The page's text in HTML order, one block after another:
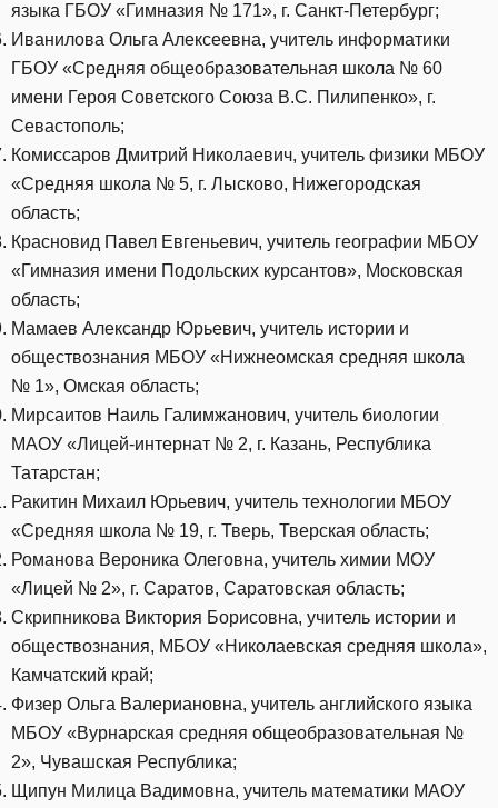
языка ГБОУ «Гимназия № 171», г. Санкт-Петербург;
Иванилова Ольга Алексеевна, учитель информатики
ГБОУ «Средняя общеобразовательная школа № 60
имени Героя Советского Союза В.С. Пилипенко», г.
Севастополь;
Комиссаров Дмитрий Николаевич, учитель физики МБОУ
«Средняя школа № 5, г. Лысково, Нижегородская
область;
Красновид Павел Евгеньевич, учитель географии МБОУ
«Гимназия имени Подольских курсантов», Московская
область;
Мамаев Александр Юрьевич, учитель истории и
обществознания МБОУ «Нижнеомская средняя школа
№ 1», Омская область;
Мирсаитов Наиль Галимжанович, учитель биологии
МАОУ «Лицей-интернат № 2, г. Казань, Республика
Татарстан;
Ракитин Михаил Юрьевич, учитель технологии МБОУ
«Средняя школа № 19, г. Тверь, Тверская область;
Романова Вероника Олеговна, учитель химии МОУ
«Лицей № 2», г. Саратов, Саратовская область;
Скрипникова Виктория Борисовна, учитель истории и
обществознания, МБОУ «Николаевская средняя школа»,
Камчатский край;
Физер Ольга Валериановна, учитель английского языка
МБОУ «Вурнарская средняя общеобразовательная №
2», Чувашская Республика;
Щипун Милица Вадимовна, учитель математики МАОУ